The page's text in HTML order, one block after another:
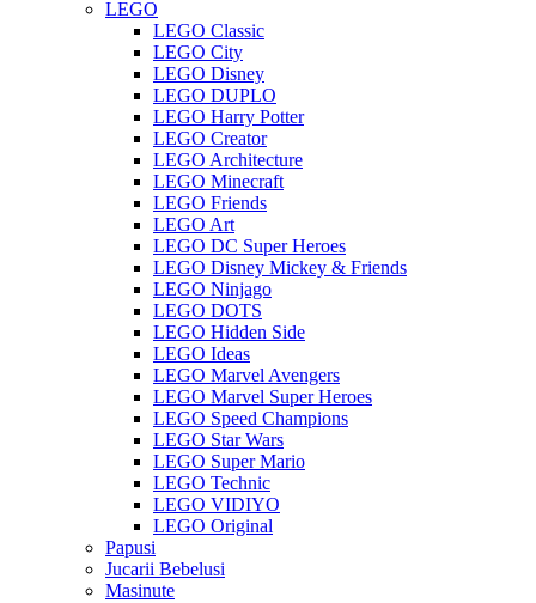
LEGO
LEGO Classic
LEGO City
LEGO Disney
LEGO DUPLO
LEGO Harry Potter
LEGO Creator
LEGO Architecture
LEGO Minecraft
LEGO Friends
LEGO Art
LEGO DC Super Heroes
LEGO Disney Mickey & Friends
LEGO Ninjago
LEGO DOTS
LEGO Hidden Side
LEGO Ideas
LEGO Marvel Avengers
LEGO Marvel Super Heroes
LEGO Speed Champions
LEGO Star Wars
LEGO Super Mario
LEGO Technic
LEGO VIDIYO
LEGO Original
Papusi
Jucarii Bebelusi
Masinute